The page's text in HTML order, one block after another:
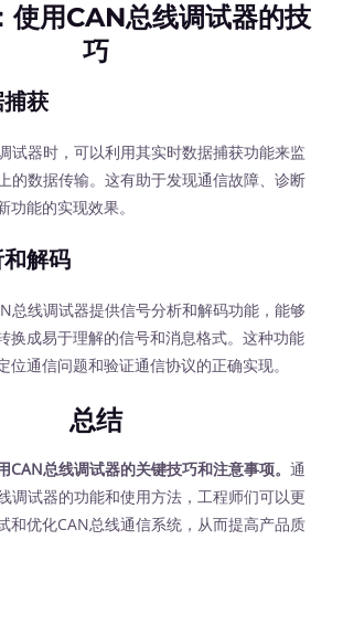
使用CAN总线调试器的技
巧
获
器时，可以利用其实时数据捕获功能来监
的数据传输。这有助于发现通信故障、诊断
能的实现效果。
解码
线调试器提供信号分析和解码功能，能够
换成易于理解的信号和消息格式。这种功能
位通信问题和验证通信协议的正确实现。
总结
CAN总线调试器的关键技巧和注意事项。通
调试器的功能和使用方法，工程师们可以更
和优化CAN总线通信系统，从而提高产品质